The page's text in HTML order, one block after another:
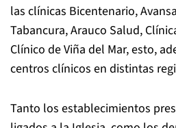
las clínicas Bicentenario,
Tabancura, Arauco Salud,
Clínico de Viña del Mar, esto,
centros clínicos en distintas
Tanto los establecimientos